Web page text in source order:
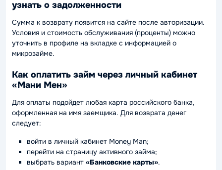
узнать о задолженности
Сумма к возврату появится на сайте после авторизации.
Условия и стоимость обслуживания (проценты) можно
уточнить в профиле на вкладке с информацией о
микрозайме.
Как оплатить займ через личный кабинет
«Мани Мен»
Для оплаты подойдет любая карта российского банка,
оформленная на имя заемщика. Для возврата денег
следует:
войти в личный кабинет Money Man;
перейти на страницу активного займа;
выбрать вариант «Банковские карты».